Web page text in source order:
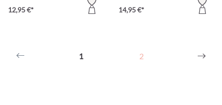
12,95 €* 14,95 €*
1 2